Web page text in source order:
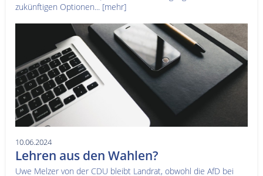
zukünftigen Optionen... [mehr]
10.06.2024
Lehren aus den Wahlen?
Uwe Melzer von der CDU bleibt Landrat, obwohl die AfD bei